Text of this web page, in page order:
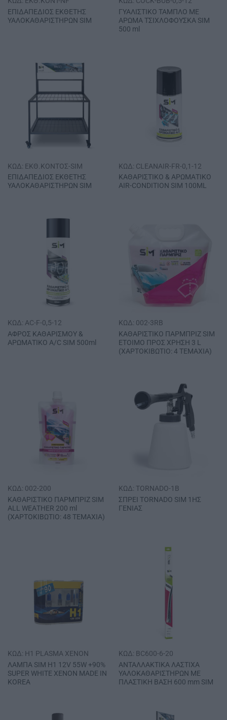
ΕΠΙΔΑΠΕΔΙΟΣ ΕΚΘΕΤΗΣ
ΥΑΛΟΚΑΘΑΡΙΣΤΗΡΩΝ SΙΜ
ΓΥΑΛΙΣΤΙΚΟ ΤΑΜΠΛΟ ΜΕ
ΑΡΩΜΑ ΤΣΙΧΛΟΦΟΥΣΚΑ SΙΜ
500 ml
ΚΩΔ: EKΘ.KONTOΣ-SIM
ΕΠΙΔΑΠΕΔΙΟΣ ΕΚΘΕΤΗΣ
ΥΑΛΟΚΑΘΑΡΙΣΤΗΡΩΝ SΙΜ
ΚΩΔ: CLEANAIR-FR-0,1-12
ΚΑΘΑΡΙΣΤΙΚΟ & ΑΡΩΜΑΤΙΚΟ
ΑΙR-CΟΝDΙΤΙΟΝ SΙΜ 100ΜL
ΚΩΔ: AC-F-0,5-12
ΑΦΡΟΣ ΚΑΘΑΡΙΣΜΟΥ &
ΑΡΩΜΑΤΙΚΟ Α/C SIM 500ml
ΚΩΔ: 002-3RB
ΚΑΘΑΡΙΣΤΙΚΟ ΠΑΡΜΠΡΙΖ SΙΜ
ΕΤΟΙΜΟ ΠΡΟΣ ΧΡΗΣΗ 3 L
(ΧΑΡΤΟΚΙΒΩΤΙΟ: 4 ΤΕΜΑΧΙΑ)
ΚΩΔ: 002-200
ΚΑΘΑΡΙΣΤΙΚΟ ΠΑΡΜΠΡΙΖ SΙΜ
ΑLL WΕΑΤΗΕR 200 ml
(ΧΑΡΤΟΚΙΒΩΤΙΟ: 48 ΤΕΜΑΧΙΑ)
ΚΩΔ: TORNADO-1B
ΣΠΡΕΙ ΤΟRΝΑDΟ SΙΜ 1ΗΣ
ΓΕΝΙΑΣ
ΚΩΔ: H1 PLASMA XENON
ΛΑΜΠΑ SΙΜ Η1 12V 55W +90%
SUPER WHITE ΧΕΝΟΝ MADE IN
ΚΟRΕΑ
ΚΩΔ: BC600-6-20
ΑΝΤΑΛΛΑΚΤΙΚΑ ΛΑΣΤΙΧΑ
ΥΑΛΟΚΑΘΑΡΙΣΤΗΡΩΝ ΜΕ
ΠΛΑΣΤΙΚΗ ΒΑΣΗ 600 mm SΙΜ